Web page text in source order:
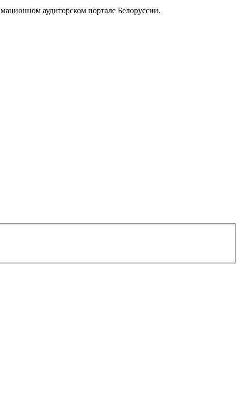
аудиторском портале Белоруссии.